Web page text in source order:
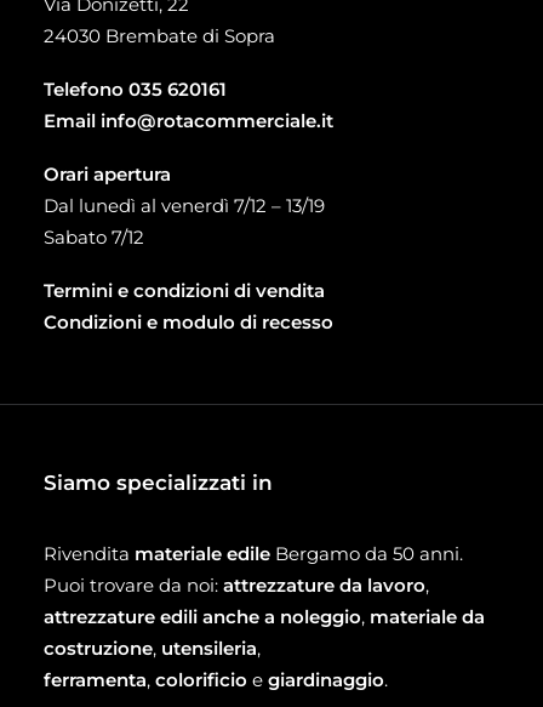
24030 Brembate di Sopra
Telefono 035 620161
Email info@rotacommerciale.it
Orari apertura
Dal lunedì al venerdì 7/12 – 13/19
Sabato 7/12
Termini e condizioni di vendita
Condizioni e modulo di recesso
Siamo specializzati in
Rivendita materiale edile Bergamo da 50 anni.
Puoi trovare da noi: attrezzature da lavoro,
attrezzature edili anche a noleggio, materiale da
costruzione, utensileria,
ferramenta, colorificio e giardinaggio.